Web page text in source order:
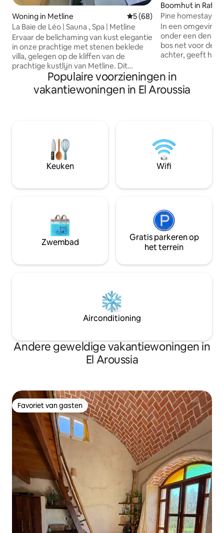
Woning in Metline Gemiddelde beoordeling
5 (68)
La Baie de Léo | Sauna , Spa | Metline
Ervaar de belichaming van kust elegantie
in onze prachtige met stenen beklede
villa, gelegen op de kliffen van de
prachtige kustlijn van Metline. Dit
pittoreske toevluchtsoord biedt een
ongeëvenaarde mix van moderne luxe,
rustieke charme en een panoramisch
gasten, waardoor het de perfecte
bestemming is voor een gezinsvakantie,
een romantisch uitje of een
onvergetelijke bijeenkomst van
Boomhut in Raf
Pine homestay
In een omgeving
onder een
bos net voor de
achter, geeft het
belangrijkste aan
consistentie
we doen. Een
bestaande uit
toilet, terras,
Populaire voorzieningen in
vakantiewoningen in El Aroussia
Keuken Wifi
Zwembad
Gratis parkeren op
het terrein
Airconditioning
Andere geweldige vakantiewoningen in
El Aroussia
Favoriet van gasten
Favoriet van gasten